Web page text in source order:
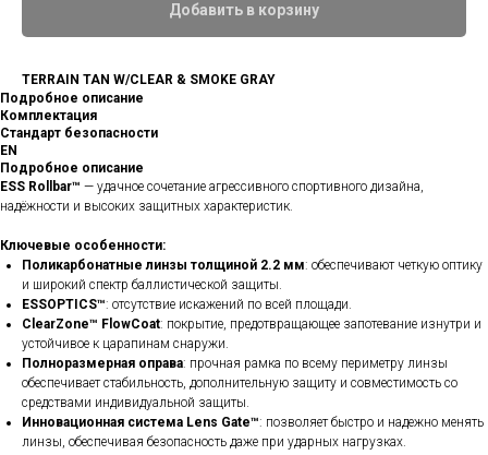
Добавить в корзину
TERRAIN TAN W/CLEAR & SMOKE GRAY
Подробное описание
Комплектация
Стандарт безопасности
EN
Подробное описание
ESS Rollbar™ — удачное сочетание агрессивного спортивного дизайна,
надёжности и высоких защитных характеристик.
Ключевые особенности:
Поликарбонатные линзы толщиной 2.2 мм: обеспечивают четкую оптику
и широкий спектр баллистической защиты.
ESSOPTICS™: отсутствие искажений по всей площади.
ClearZone™ FlowCoat: покрытие, предотвращающее запотевание изнутри и
устойчивое к царапинам снаружи.
Полноразмерная оправа: прочная рамка по всему периметру линзы
обеспечивает стабильность, дополнительную защиту и совместимость со
средствами индивидуальной защиты.
Инновационная система Lens Gate™: позволяет быстро и надежно менять
линзы, обеспечивая безопасность даже при ударных нагрузках.